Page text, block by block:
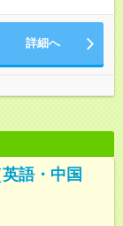
詳細へ
語・中国